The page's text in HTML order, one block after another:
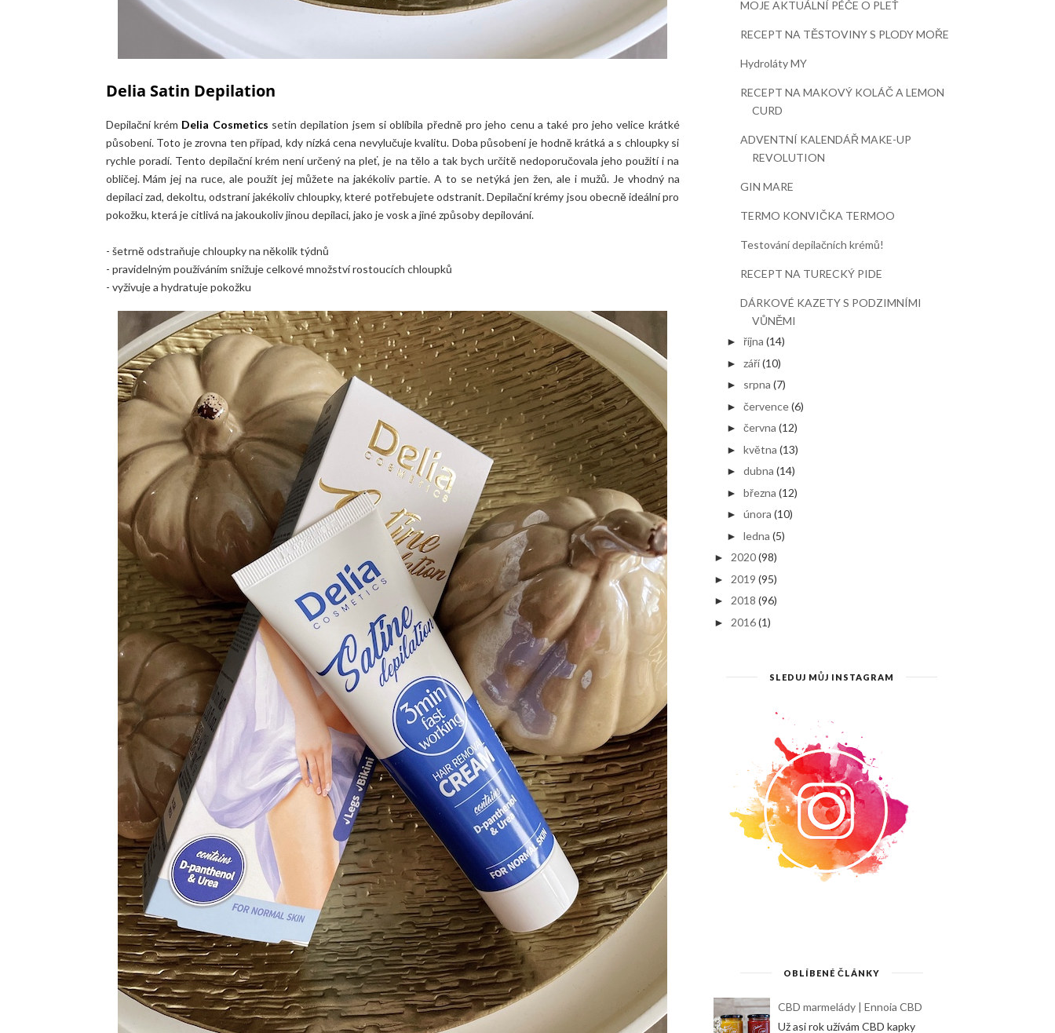
Delia Satin Depilation
Depilační krém Delia Cosmetics setin depilation jsem si oblíbila předně pro jeho cenu a také pro jeho velice krátké
působení. Toto je zrovna ten případ, kdy nízká cena nevylučuje kvalitu. Doba působení je hodně krátká a s chloupky si
rychle poradí. Tento depilační krém není určený na pleť, je na tělo a tak bych určitě nedoporučovala jeho použití i na
obličej. Mám jej na ruce, ale použít jej můžete na jakékoliv partie. A to se netýká jen žen, ale i mužů. Je vhodný na
depilaci zad, dekoltu, odstraní jakékoliv chloupky, které potřebujete odstranit. Depilační krémy jsou obecně ideální pro
pokožku, která je citlivá na jakoukoliv jinou depilaci, jako je vosk a jiné způsoby depilování.
- šetrně odstraňuje chloupky na několik týdnů
- pravidelným používáním snižuje celkové množství rostoucích chloupků
- vyživuje a hydratuje pokožku
MOJE AKTUÁLNÍ PÉČE O PLEŤ
RECEPT NA TĚSTOVINY S PLODY MOŘE
Hydroláty MY
RECEPT NA MAKOVÝ KOLÁČ A LEMON
CURD
ADVENTNÍ KALENDÁŘ MAKE-UP
REVOLUTION
GIN MARE
TERMO KONVIČKA TERMOO
Testování depilačních krémů!
RECEPT NA TURECKÝ PIDE
DÁRKOVÉ KAZETY S PODZIMNÍMI
VŮNĚMI
►října (14)
►září(10)
► srpna (7)
►července(6)
►června (12)
►května (13)
►dubna (14)
►března (12)
►února (10)
►ledna (5)
► 2020 (98)
► 2019 (95)
► 2018 (96)
► 2016 (1)
SLEDUJ MŮJ INSTAGRAM
OBLÍBENÉ ČLÁNKY
CBD marmelády | Ennoia CBD
Už asi rok užívám CBD kapky